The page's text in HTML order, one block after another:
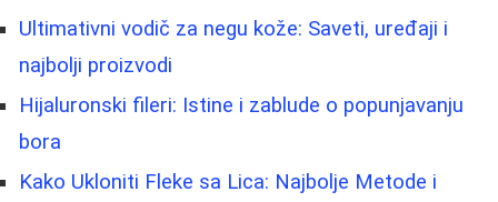
Ultimativni vodič za negu kože: Saveti, uređaji i
najbolji proizvodi
Hijaluronski fileri: Istine i zablude o popunjavanju
bora
Kako Ukloniti Fleke sa Lica: Najbolje Metode i